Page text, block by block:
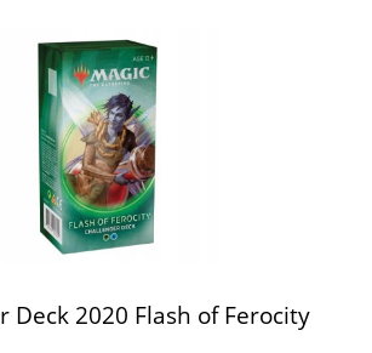
Deck 2020 Flash of Ferocity